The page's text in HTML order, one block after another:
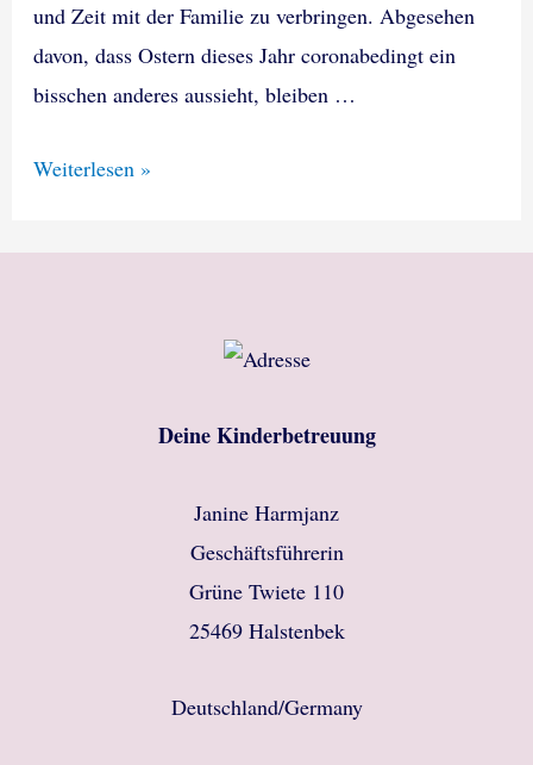
und Zeit mit der Familie zu verbringen. Abgesehen
davon, dass Ostern dieses Jahr coronabedingt ein
bisschen anderes aussieht, bleiben …
Deine
feiert
Weiterlesen »
Deine Kinderbetreuung
Janine Harmjanz
Geschäftsführerin
Grüne Twiete 110
25469 Halstenbek
Deutschland/Germany